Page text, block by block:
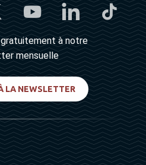
à notre
mensuelle
LA NEWSLETTER